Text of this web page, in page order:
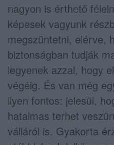
nagyon is érthető
képesek vagyunk
megszüntetni, elérve,
biztonságban tudják
legyenek azzal, hogy
végéig. És van még
ilyen fontos: jelesül,
hatalmas terhet
válláról is. Gyakorta